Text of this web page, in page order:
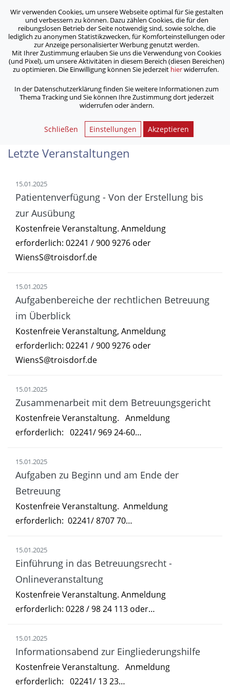
ASB Bonn/Rhein-Sieg/Eifel e.V.
bewegt Menschen
Einsatzstelle für Freiwillige
werden? Jetzt informieren!
Home / Aktuelles /
Einsatzstelle für Freiwillige werden? Jetzt informieren!
Letzte Veranstaltungen
15.01.2025
Patientenverfügung - Von der Erstellung bis
zur Ausübung
Kostenfreie Veranstaltung. Anmeldung
erforderlich: 02241 / 900 9276 oder
WiensS@troisdorf.de
15.01.2025
Aufgabenbereiche der rechtlichen Betreuung
im Überblick
Kostenfreie Veranstaltung, Anmeldung
erforderlich: 02241 / 900 9276 oder
WiensS@troisdorf.de
15.01.2025
Zusammenarbeit mit dem Betreuungsgericht
Kostenfreie Veranstaltung. Anmeldung
erforderlich: 02241/ 969 24-60…
15.01.2025
Aufgaben zu Beginn und am Ende der
Betreuung
Kostenfreie Veranstaltung. Anmeldung
erforderlich: 02241/ 8707 70…
15.01.2025
Einführung in das Betreuungsrecht -
Onlineveranstaltung
Kostenfreie Veranstaltung. Anmeldung
erforderlich: 0228 / 98 24 113 oder…
15.01.2025
Informationsabend zur Eingliederungshilfe
Kostenfreie Veranstaltung. Anmeldung
erforderlich: 02241/ 13 23…
Wir verwenden Cookies, um unsere Webseite optimal für Sie gestalten
und verbessern zu können. Dazu zählen Cookies, die für den
reibungslosen Betrieb der Seite notwendig sind, sowie solche, die
lediglich zu anonymen Statistikzwecken, für Komforteinstellungen oder
zur Anzeige personalisierter Werbung genutzt werden.
Mit Ihrer Zustimmung erlauben Sie uns die Verwendung von Cookies
(und Pixel), um unsere Aktivitäten in diesem Bereich (diesen Bereichen)
zu optimieren. Die Einwilligung können Sie jederzeit hierwiderrufen.
In der Datenschutzerklärung finden Sie weitere Informationen zum
Thema Tracking und Sie können Ihre Zustimmung dort jederzeit
widerrufen oder ändern.
Schließen Einstellungen Akzeptieren